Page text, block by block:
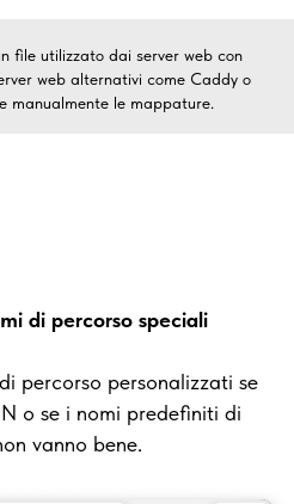
file utilizzato dai server web con
web alternativi come Caddy o
manualmente le mappature.
di percorso speciali
percorso personalizzati se
o se i nomi predefiniti di
vanno bene.